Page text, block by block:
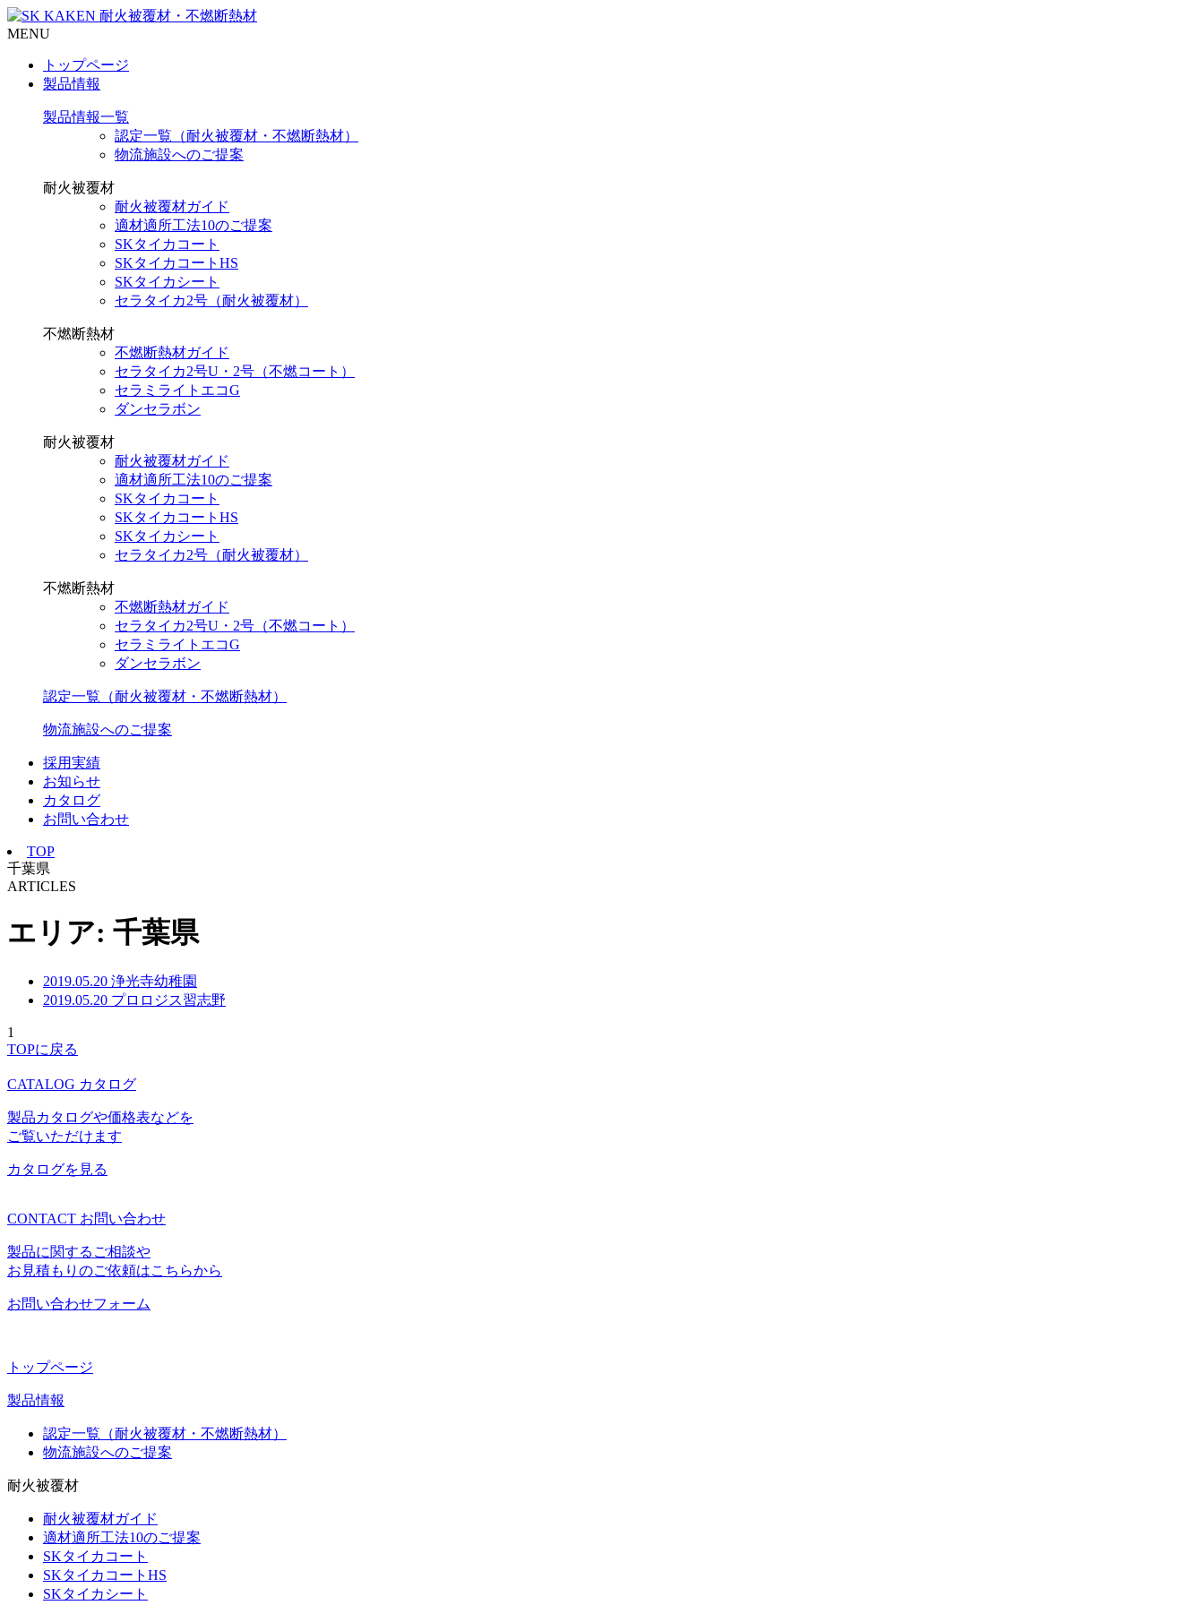
MENU
トップページ
製品情報
製品情報一覧
認定一覧（耐火被覆材・不燃断熱材）
物流施設へのご提案
耐火被覆材
耐火被覆材ガイド
適材適所工法10のご提案
SKタイカコート
SKタイカコートHS
SKタイカシート
セラタイカ2号（耐火被覆材）
不燃断熱材
不燃断熱材ガイド
セラタイカ2号U・2号（不燃コート）
セラミライトエコG
ダンセラボン
耐火被覆材
耐火被覆材ガイド
適材適所工法10のご提案
SKタイカコート
SKタイカコートHS
SKタイカシート
セラタイカ2号（耐火被覆材）
不燃断熱材
不燃断熱材ガイド
セラタイカ2号U・2号（不燃コート）
セラミライトエコG
ダンセラボン
認定一覧（耐火被覆材・不燃断熱材）
物流施設へのご提案
採用実績
お知らせ
カタログ
お問い合わせ
TOP
千葉県
ARTICLES
エリア: 千葉県
2019.05.20 浄光寺幼稚園
2019.05.20 プロロジス習志野
1
TOPに戻る
CATALOG カタログ
製品カタログや価格表などを
ご覧いただけます
カタログを見る
CONTACT お問い合わせ
製品に関するご相談や
お見積もりのご依頼はこちらから
お問い合わせフォーム
トップページ
製品情報
認定一覧（耐火被覆材・不燃断熱材）
物流施設へのご提案
耐火被覆材
耐火被覆材ガイド
適材適所工法10のご提案
SKタイカコート
SKタイカコートHS
SKタイカシート